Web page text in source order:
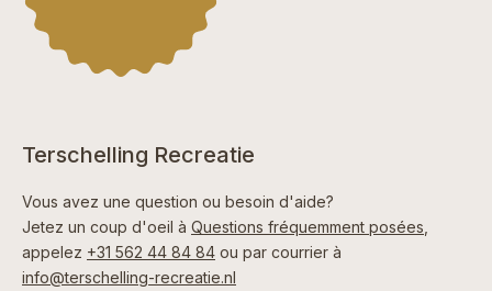
Terschelling Recreatie
Vous avez une question ou besoin d'aide?
Jetez un coup d'oeil à Questions fréquemment posées
appelez +31 562 44 84 84 ou par courrier à
info@terschelling-recreatie.nl